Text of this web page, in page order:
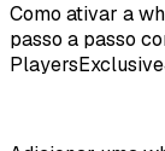
Como ativar a
passo a passo